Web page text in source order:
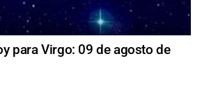
para Virgo: 09 de agosto de